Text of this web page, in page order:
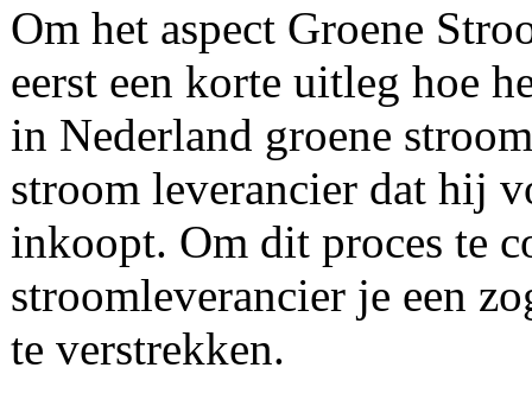
Om het aspect Groene
eerst een korte uitleg hoe
in Nederland groene
stroom leverancier dat hij
inkoopt. Om dit proces te
stroomleverancier je een
te verstrekken.